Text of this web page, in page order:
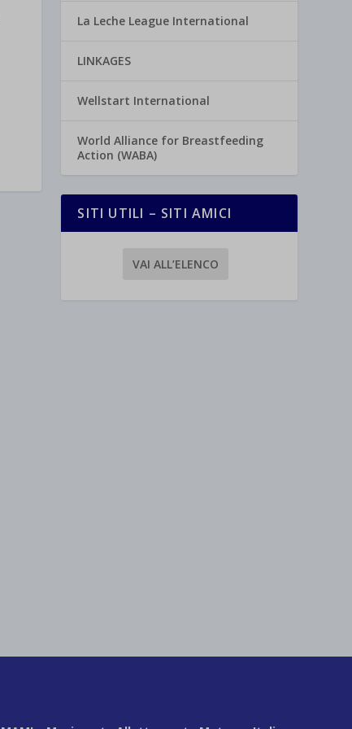
La Leche League International
LINKAGES
Wellstart International
World Alliance for Breastfeeding
Action (WABA)
SITI UTILI – SITI AMICI
VAI ALL’ELENCO